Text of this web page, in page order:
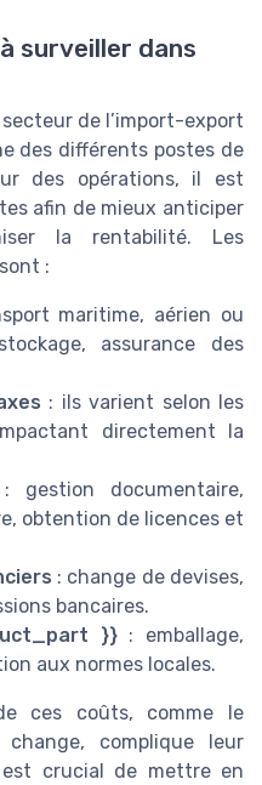
surveiller dans
de l’import-export
des différents postes de
des opérations, il est
afin de mieux anticiper
la rentabilité. Les
:
maritime, aérien ou
assurance des
: ils varient selon les
directement la
: gestion documentaire,
obtention de licences et
: change de devises,
bancaires.
}}: emballage,
aux normes locales.
ces coûts, comme le
complique leur
est crucial de mettre en